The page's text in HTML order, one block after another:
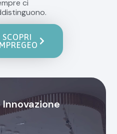
ci
SCOPRI